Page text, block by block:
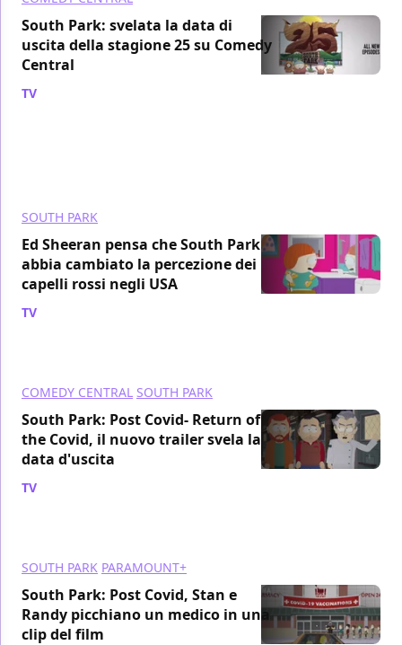
South Park: svelata la data di
uscita della stagione 25 su Comedy
Central
TV
SOUTH PARK
Ed Sheeran pensa che South Park
abbia cambiato la percezione dei
capelli rossi negli USA
TV
COMEDY CENTRAL SOUTH PARK
South Park: Post Covid- Return of
the Covid, il nuovo trailer svela la
data d'uscita
TV
SOUTH PARK PARAMOUNT+
South Park: Post Covid, Stan e
Randy picchiano un medico in una
clip del film